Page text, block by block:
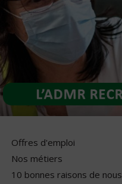
Offres d'emploi
Nos métiers
10 bonnes raisons de nous